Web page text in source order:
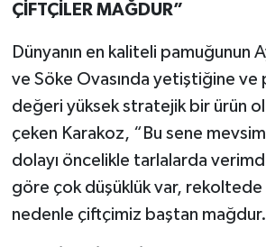
ÇİFTÇİLER MAĞDUR”
Dünyanın en kaliteli pamuğunun
ve Söke Ovasında yetiştiğine ve
değeri yüksek stratejik bir ürün
çeken Karakoz, “Bu sene
dolayı öncelikle tarlalarda
göre çok düşüklük var, rekoltede
nedenle çiftçimiz baştan